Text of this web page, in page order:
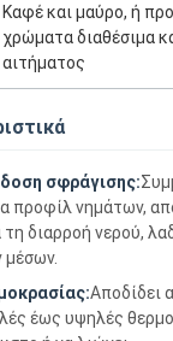
Καφέ και μαύρο, ή
χρώματα διαθέσιμα
αιτήματος
σφράγισης:
προφίλ νημάτων,
διαρροή νερού,
Αποδίδει
έως υψηλές